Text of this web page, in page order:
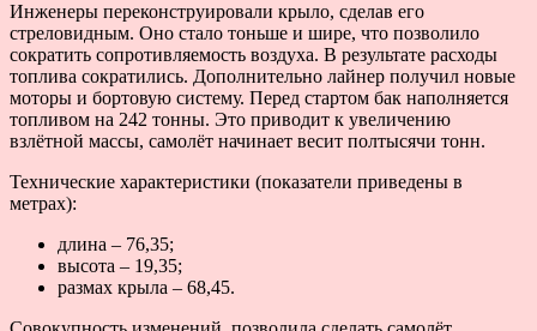
Инженеры переконструировали крыло, сделав его
стреловидным. Оно стало тоньше и шире, что позволило
сократить сопротивляемость воздуха. В результате расходы
топлива сократились. Дополнительно лайнер получил новые
моторы и бортовую систему. Перед стартом бак наполняется
топливом на 242 тонны. Это приводит к увеличению
взлётной массы, самолёт начинает весит полтысячи тонн.
Технические характеристики (показатели приведены в
метрах):
длина – 76,35;
высота – 19,35;
размах крыла – 68,45.